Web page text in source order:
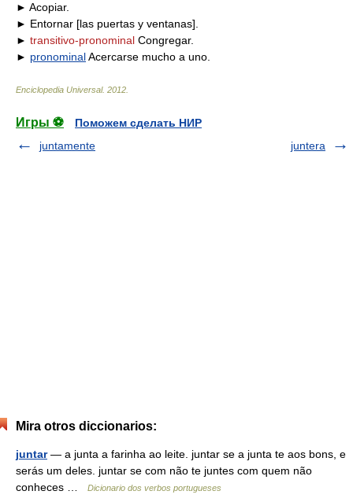
► Acopiar.
► Entornar [las puertas y ventanas].
► transitivo-pronominal Congregar.
► pronominalAcercarse mucho a uno.
Enciclopedia Universal. 2012
Игры ⚽
Поможем сделать НИР
juntamente
juntera
Mira otros diccionarios:
juntar— a junta a farinha ao leite. juntar se a junta te aos bons, e
serás um deles. juntar se com não te juntes com quem não
conheces …
Dicionario dos verbos portugueses